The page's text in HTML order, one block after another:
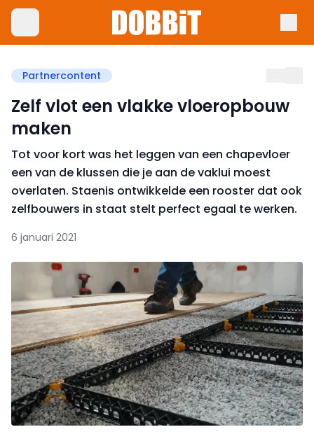
Partnercontent
Zelf vlot een vlakke vloeropbouw
maken
Tot voor kort was het leggen van een chapevloer
een van de klussen die je aan de vaklui moest
overlaten. Staenis ontwikkelde een rooster dat ook
zelfbouwers in staat stelt perfect egaal te werken.
6 januari 2021